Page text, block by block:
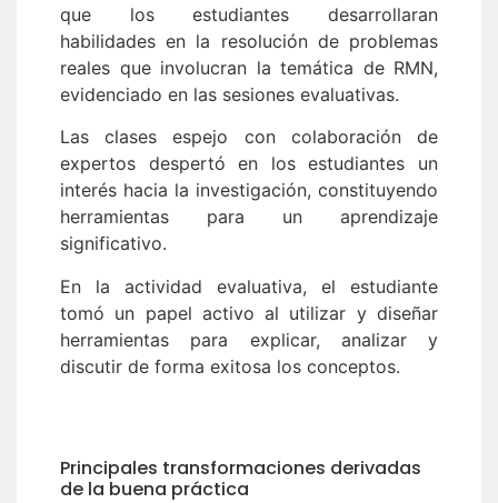
que los estudiantes desarrollaran
habilidades en la resolución de problemas
reales que involucran la temática de RMN,
evidenciado en las sesiones evaluativas.
Las clases espejo con colaboración de
expertos despertó en los estudiantes un
interés hacia la investigación, constituyendo
herramientas para un aprendizaje
significativo.
En la actividad evaluativa, el estudiante
tomó un papel activo al utilizar y diseñar
herramientas para explicar, analizar y
discutir de forma exitosa los conceptos.
Principales transformaciones derivadas
de la buena práctica